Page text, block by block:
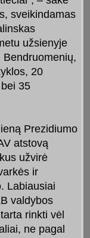
sveikindamas
užsienyje
20
35
Prezidiumo
atstovą
užvirė
ir
Labiausiai
valdybos
rinkti vėl
ne pagal